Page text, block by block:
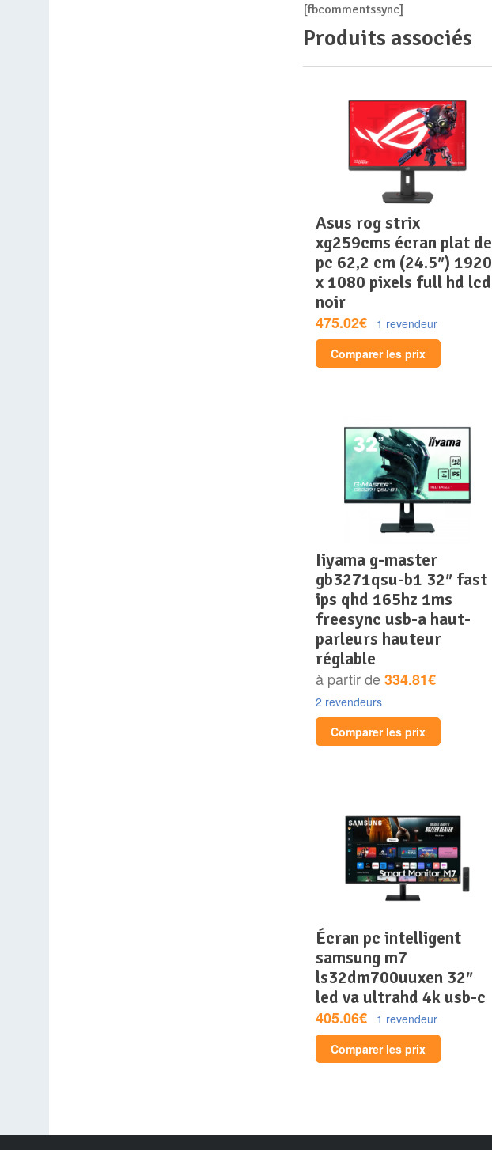
[fbcommentssync]
Produits associés
asus rog strix
xg259cms écran plat de
pc 62,2 cm (24.5″) 1920
x 1080 pixels full hd lcd
noir
475.02€
1 revendeur
Comparer les prix
iiyama g-master
gb3271qsu-b1 32″ fast
ips qhd 165hz 1ms
freesync usb-a haut-
parleurs hauteur
réglable
à partir de334.81€
2 revendeurs
Comparer les prix
écran pc intelligent
samsung m7
ls32dm700uuxen 32″
led va ultrahd 4k usb-c
405.06€
1 revendeur
Comparer les prix